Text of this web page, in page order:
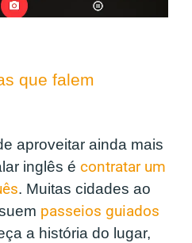
que falem
aproveitar ainda mais
inglês é contratar um
. Muitas cidades ao
passeios guiados
a história do lugar,